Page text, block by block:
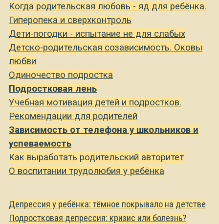
Когда родительская любовь - яд для ребёнка.
Гиперопека и сверхконтроль
Дети-погодки - испытание не для слабых
Детско-родительская созависимость. Оковы
любви
Одиночество подростка
Подростковая лень
Учебная мотивация детей и подростков.
Рекомендации для родителей
Зависимость от телефона у школьников и
успеваемость
Как выработать родительский авторитет
О воспитании трудолюбия у ребёнка
Депрессия у ребёнка: тёмное покрывало на детстве
Подростковая депрессия: кризис или болезнь?